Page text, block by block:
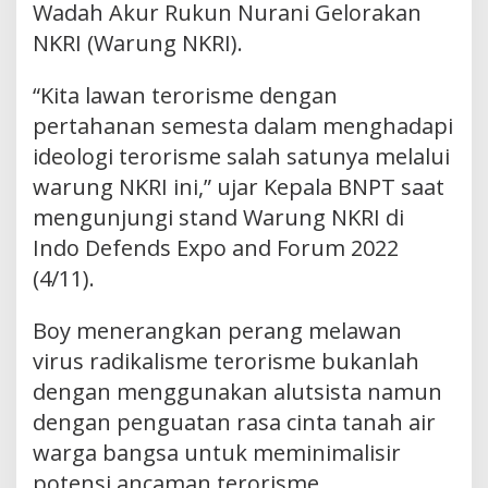
Wadah Akur Rukun Nurani Gelorakan
NKRI (Warung NKRI).
“Kita lawan terorisme dengan
pertahanan semesta dalam menghadapi
ideologi terorisme salah satunya melalui
warung NKRI ini,” ujar Kepala BNPT saat
mengunjungi stand Warung NKRI di
Indo Defends Expo and Forum 2022
(4/11).
Boy menerangkan perang melawan
virus radikalisme terorisme bukanlah
dengan menggunakan alutsista namun
dengan penguatan rasa cinta tanah air
warga bangsa untuk meminimalisir